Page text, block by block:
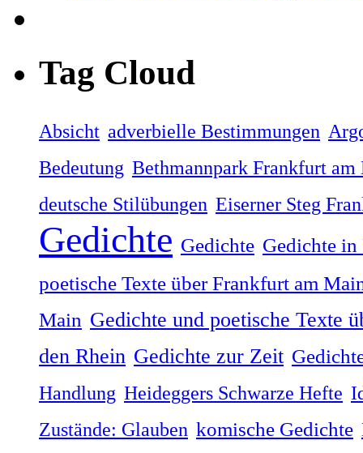
Tag Cloud
Absicht adverbielle Bestimmungen
Bedeutung Bethmannpark Frankfurt am
deutsche Stilübungen Eiserner Steg
Gedichte Gedichte Gedichte in
poetische Texte über Frankfurt am
Main Gedichte und poetische Texte
den Rhein Gedichte zur Zeit
Handlung Heideggers Schwarze Hefte
Zustände: Glauben komische Gedichte